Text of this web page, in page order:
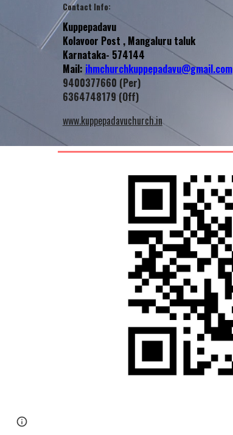
Contact Info:
Kuppepadavu
Kolavoor Post , Mangaluru taluk
Karnataka- 574144
Mail: ihmchurchkuppepadavu@gmail.com
9400377660 (Per)
6364748179 (Off)
www.kuppepadavuchurch.in